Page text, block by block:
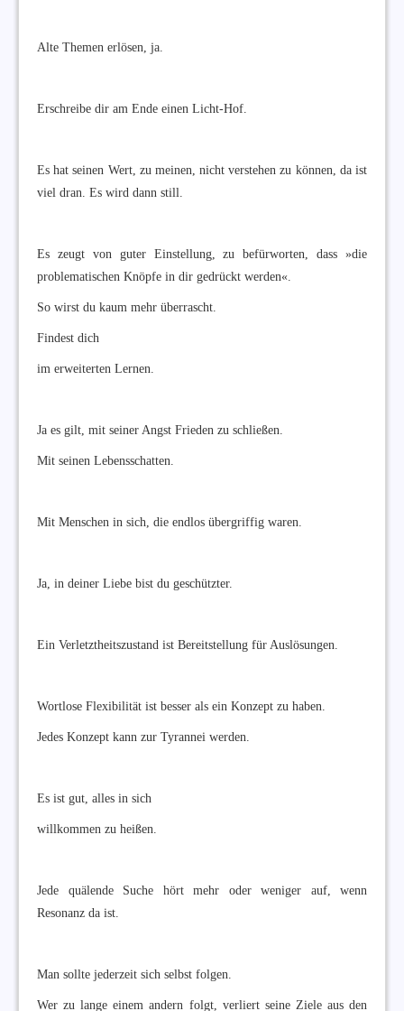
Alte Themen erlösen, ja.
Erschreibe dir am Ende einen Licht-Hof.
Es hat seinen Wert, zu meinen, nicht verstehen zu können, da ist
viel dran. Es wird dann still.
Es zeugt von guter Einstellung, zu befürworten, dass »die
problematischen Knöpfe in dir gedrückt werden«.
So wirst du kaum mehr überrascht.
Findest dich
im erweiterten Lernen.
Ja es gilt, mit seiner Angst Frieden zu schließen.
Mit seinen Lebensschatten.
Mit Menschen in sich, die endlos übergriffig waren.
Ja, in deiner Liebe bist du geschützter.
Ein Verletztheitszustand ist Bereitstellung für Auslösungen.
Wortlose Flexibilität ist besser als ein Konzept zu haben.
Jedes Konzept kann zur Tyrannei werden.
Es ist gut, alles in sich
willkommen zu heißen.
Jede quälende Suche hört mehr oder weniger auf, wenn
Resonanz da ist.
Man sollte jederzeit sich selbst folgen.
Wer zu lange einem andern folgt, verliert seine Ziele aus den